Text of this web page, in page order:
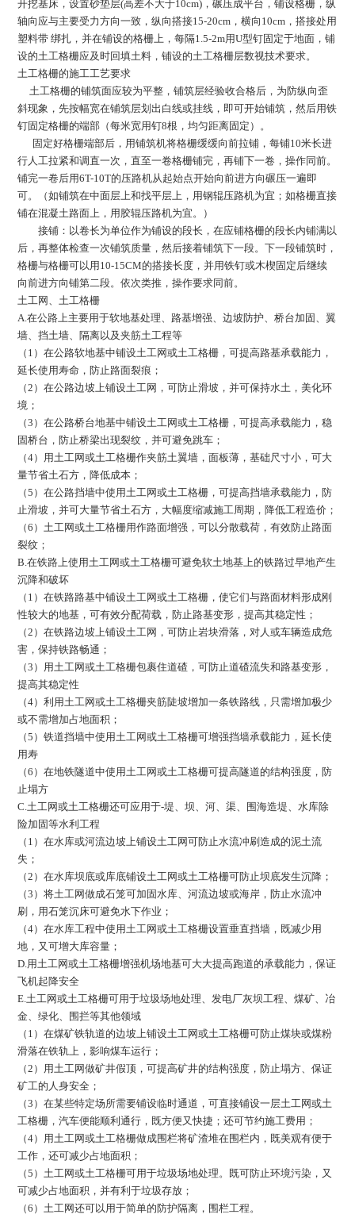
开挖基床，设置砂垫层(高差不大于10cm)，碾压成平台，铺设格栅，纵
轴向应与主要受力方向一致，纵向搭接15-20cm，横向10cm，搭接处用
塑料带 绑扎，并在铺设的格栅上，每隔1.5-2m用U型钉固定于地面，铺
设的土工格栅应及时回填土料，铺设的土工格栅层数视技术要求。
土工格栅的施工工艺要求
土工格栅的铺筑面应较为平整，铺筑层经验收合格后，为防纵向歪
斜现象，先按幅宽在铺筑层划出白线或挂线，即可开始铺筑，然后用铁
钉固定格栅的端部（每米宽用钉8根，均匀距离固定）。
固定好格栅端部后，用铺筑机将格栅缓缓向前拉铺，每铺10米长进
行人工拉紧和调直一次，直至一卷格栅铺完，再铺下一卷，操作同前。
铺完一卷后用6T-10T的压路机从起始点开始向前进方向碾压一遍即
可。（如铺筑在中面层上和找平层上，用钢辊压路机为宜；如格栅直接
铺在混凝土路面上，用胶辊压路机为宜。）
接铺：以卷长为单位作为铺设的段长，在应铺格栅的段长内铺满以
后，再整体检查一次铺筑质量，然后接着铺筑下一段。下一段铺筑时，
格栅与格栅可以用10-15CM的搭接长度，并用铁钉或木楔固定后继续
向前进方向铺第二段。依次类推，操作要求同前。
土工网、土工格栅
A.在公路上主要用于软地基处理、路基增强、边坡防护、桥台加固、翼
墙、挡土墙、隔离以及夹筋土工程等
（1）在公路软地基中铺设土工网或土工格栅，可提高路基承载能力，
延长使用寿命，防止路面裂痕；
（2）在公路边坡上铺设土工网，可防止滑坡，并可保持水土，美化环
境；
（3）在公路桥台地基中铺设土工网或土工格栅，可提高承载能力，稳
固桥台，防止桥梁出现裂纹，并可避免跳车；
（4）用土工网或土工格栅作夹筋土翼墙，面板薄，基础尺寸小，可大
量节省土石方，降低成本；
（5）在公路挡墙中使用土工网或土工格栅，可提高挡墙承载能力，防
止滑坡，并可大量节省土石方，大幅度缩减施工周期，降低工程造价；
（6）土工网或土工格栅用作路面增强，可以分散载荷，有效防止路面
裂纹；
B.在铁路上使用土工网或土工格栅可避免软土地基上的铁路过早地产生
沉降和破坏
（1）在铁路路基中铺设土工网或土工格栅，使它们与路面材料形成刚
性较大的地基，可有效分配荷载，防止路基变形，提高其稳定性；
（2）在铁路边坡上铺设土工网，可防止岩块滑落，对人或车辆造成危
害，保持铁路畅通；
（3）用土工网或土工格栅包裹住道碴，可防止道碴流失和路基变形，
提高其稳定性
（4）利用土工网或土工格栅夹筋陡坡增加一条铁路线，只需增加极少
或不需增加占地面积；
（5）铁道挡墙中使用土工网或土工格栅可增强挡墙承载能力，延长使
用寿
（6）在地铁隧道中使用土工网或土工格栅可提高隧道的结构强度，防
止塌方
C.土工网或土工格栅还可应用于-堤、坝、河、渠、围海造堤、水库除
险加固等水利工程
（1）在水库或河流边坡上铺设土工网可防止水流冲刷造成的泥土流
失；
（2）在水库坝底或库底铺设土工网或土工格栅可防止坝底发生沉降；
（3）将土工网做成石笼可加固水库、河流边坡或海岸，防止水流冲
刷，用石笼沉床可避免水下作业；
（4）在水库工程中使用土工网或土工格栅设置垂直挡墙，既减少用
地，又可增大库容量；
D.用土工网或土工格栅增强机场地基可大大提高跑道的承载能力，保证
飞机起降安全
E.土工网或土工格栅可用于垃圾场地处理、发电厂灰坝工程、煤矿、冶
金、绿化、围拦等其他领域
（1）在煤矿铁轨道的边坡上铺设土工网或土工格栅可防止煤块或煤粉
滑落在铁轨上，影响煤车运行；
（2）用土工网做矿井假顶，可提高矿井的结构强度，防止塌方、保证
矿工的人身安全；
（3）在某些特定场所需要铺设临时通道，可直接铺设一层土工网或土
工格栅，汽车便能顺利通行，既方便又快捷；还可节约施工费用；
（4）用土工网或土工格栅做成围栏将矿渣堆在围栏内，既美观有便于
工作，还可减少占地面积；
（5）土工网或土工格栅可用于垃圾场地处理。既可防止环境污染，又
可减少占地面积，并有利于垃圾存放；
（6）土工网还可以用于简单的防护隔离，围栏工程。